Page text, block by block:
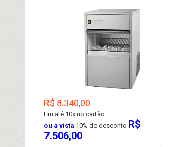
R$ 8.340,00
Em até 10x no cartão
ou a vista 10% de desconto R$
7.506,00